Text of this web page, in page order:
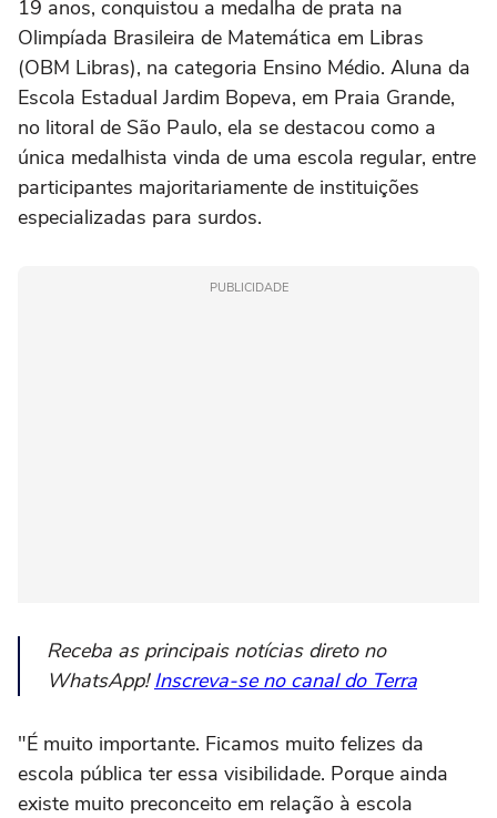
19 anos, conquistou a medalha de prata na
Olimpíada Brasileira de Matemática em Libras
(OBM Libras), na categoria Ensino Médio. Aluna da
Escola Estadual Jardim Bopeva, em Praia Grande,
no litoral de São Paulo, ela se destacou como a
única medalhista vinda de uma escola regular, entre
participantes majoritariamente de instituições
especializadas para surdos.
PUBLICIDADE
Receba as principais notícias direto no
WhatsApp!Inscreva-se no canal do Terra
"É muito importante. Ficamos muito felizes da
escola pública ter essa visibilidade. Porque ainda
existe muito preconceito em relação à escola